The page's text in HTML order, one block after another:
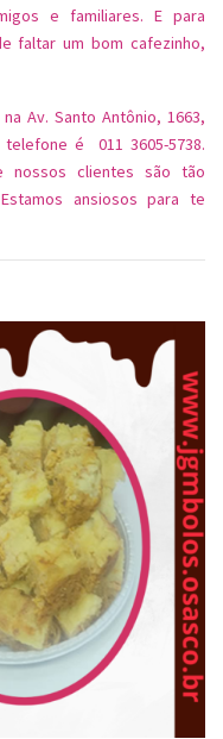
e familiares. E para
faltar um bom cafezinho,
Av. Santo Antônio, 1663,
é 011 3605-5738.
nossos clientes são tão
ansiosos para te